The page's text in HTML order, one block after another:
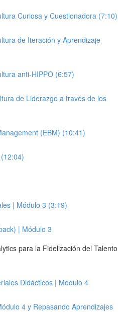
Curiosa y Cuestionadora (7:10)
de Iteración y Aprendizaje
anti-HIPPO (6:57)
de Liderazgo a través de los
(EBM) (10:41)
| Módulo 3 (3:19)
| Módulo 3
para la Fidelización del Talento
Didácticos | Módulo 4
4 y Repasando Aprendizajes